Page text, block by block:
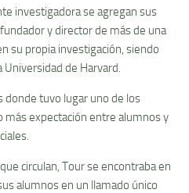
investigadora se agregan sus
y director de más de una
su propia investigación, siendo
de Harvard.
donde tuvo lugar uno de los
expectación entre alumnos y
circulan, Tour se encontraba en
alumnos en un llamado único